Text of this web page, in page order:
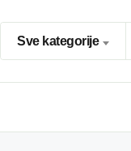
Sve kategorije